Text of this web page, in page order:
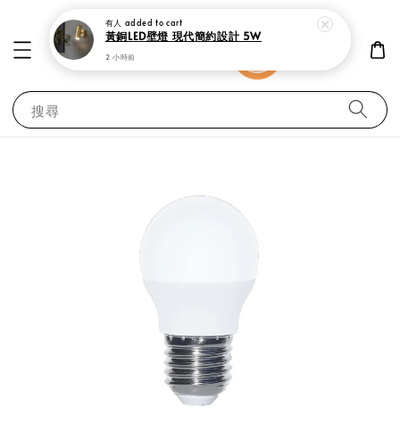
搜尋
有人 added to cart
黃銅LED壁燈 現代簡約設計 5W
2 小時前